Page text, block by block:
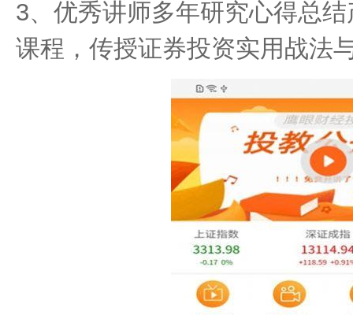
3、优秀讲师多年研究心得总
课程，传授证券投资实用战法